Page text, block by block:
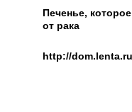
Печенье,
от рака
http://